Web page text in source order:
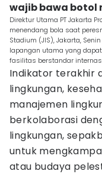
wajib bawa botol
Direktur Utama PT Jakarta
menendang bola saat
Stadium (JIS), Jakarta,
lapangan utama yang
fasilitas berstandar
Indikator terakhir
lingkungan,
manajemen
berkolaborasi
lingkungan,
untuk
atau budaya